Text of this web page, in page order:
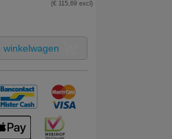
(€ 115,69 excl)
winkelwagen